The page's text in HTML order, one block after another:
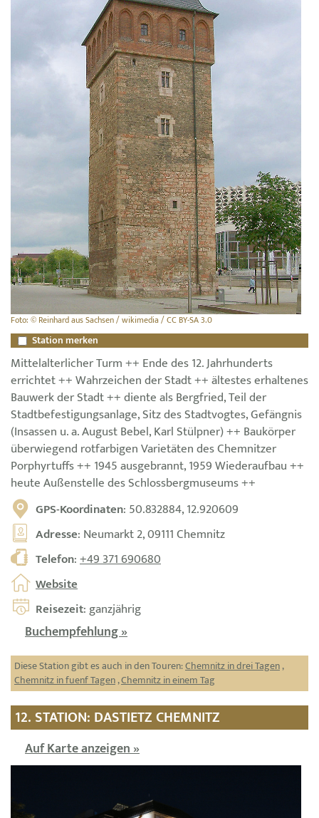
Foto: © Reinhard aus Sachsen / wikimedia / CC BY-SA 3.0
Station merken
Mittelalterlicher Turm ++ Ende des 12. Jahrhunderts
errichtet ++ Wahrzeichen der Stadt ++ ältestes erhaltenes
Bauwerk der Stadt ++ diente als Bergfried, Teil der
Stadtbefestigungsanlage, Sitz des Stadtvogtes, Gefängnis
(Insassen u. a. August Bebel, Karl Stülpner) ++ Baukörper
überwiegend rotfarbigen Varietäten des Chemnitzer
Porphyrtuffs ++ 1945 ausgebrannt, 1959 Wiederaufbau ++
heute Außenstelle des Schlossbergmuseums ++
GPS-Koordinaten: 50.832884, 12.920609
Adresse: Neumarkt 2, 09111 Chemnitz
Telefon:+49 371 690680
Website
Reisezeit: ganzjährig
Buchempfehlung »
Diese Station gibt es auch in den Touren:Chemnitz in drei Tagen,
Chemnitz in fuenf Tagen,Chemnitz in einem Tag
12. STATION: DASTIETZ CHEMNITZ
Auf Karte anzeigen »